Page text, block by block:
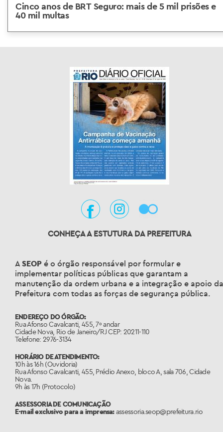
Cinco anos de BRT Seguro: mais de 5 mil prisões e
40 mil multas
CONHEÇA A ESTUTURA DA PREFEITURA
A SEOP é o órgão responsável por formular e
implementar políticas públicas que garantam a
manutenção da ordem urbana e a integração e apoio da
Prefeitura com todas as forças de segurança pública.
ENDEREÇO DO ÓRGÃO:
Rua Afonso Cavalcanti, 455, 7º andar
Cidade Nova, Rio de Janeiro/RJ CEP: 20211-110
Telefone: 2976-3134
HORÁRIO DE ATENDIMENTO:
10h às 16h (Ouvidoria)
Rua Afonso Cavalcanti, 455, Prédio Anexo, bloco A, sala 706, Cidade
Nova.
9h às 17h (Protocolo)
ASSESSORIA DE COMUNICAÇÃO
E-mail exclusivo para a imprensa:assessoria.seop@prefeitura.rio